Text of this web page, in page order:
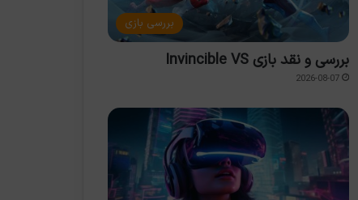
بررسی بازی
بررسی و نقد بازی Invincible VS
2026-08-07